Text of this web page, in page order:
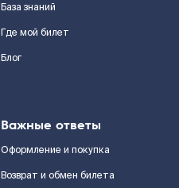
База знаний
Где мой билет
Блог
Важные ответы
Оформление и покупка
Возврат и обмен билета